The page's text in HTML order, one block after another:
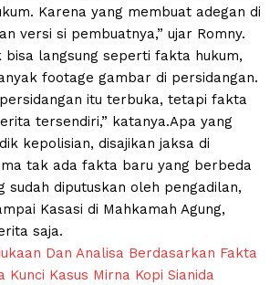
Karena yang membuat adegan di
versi si pembuatnya,” ujar Romny.
bisa langsung seperti fakta hukum,
footage gambar di persidangan.
itu terbuka, tetapi fakta
tersendiri,” katanya.Apa yang
kepolisian, disajikan jaksa di
tak ada fakta baru yang berbeda
sudah diputuskan oleh pengadilan,
Kasasi di Mahkamah Agung,
saja.
Dan Analisa Berdasarkan Fakta
Kunci Kasus Mirna Kopi Sianida